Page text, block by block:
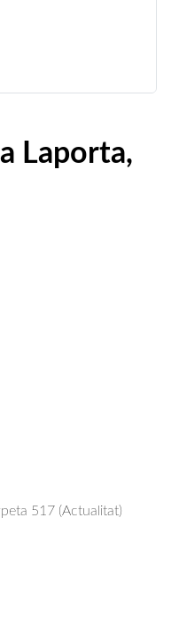
Laporta,
517 (Actualitat)